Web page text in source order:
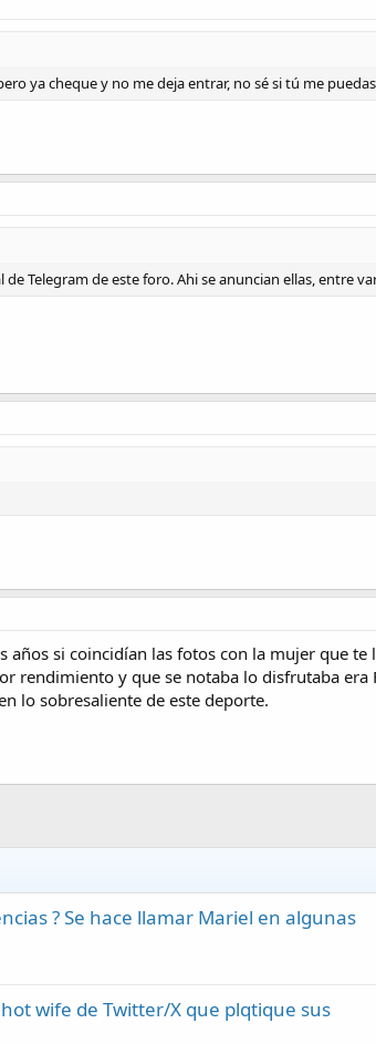
ya cheque y no me deja entrar, no sé si tú me
Telegram de este foro. Ahi se anuncian ellas, entre
años si coincidían las fotos con la mujer que
rendimiento y que se notaba lo disfrutaba era
lo sobresaliente de este deporte.
? Se hace llamar Mariel en algunas
wife de Twitter/X que plqtique sus